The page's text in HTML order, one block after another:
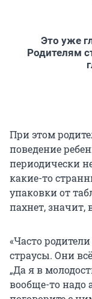
Это уже
Родителям
При этом
поведение
периодически
какие-то
упаковки от
пахнет, значит,
«Часто
страусы. Они
„Да я в
вообще-то надо